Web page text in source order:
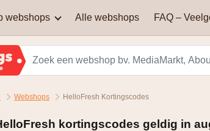
webshops
AliExpress
Alle webshops FAQ –
kortingscodes
Waar kan je
vinden?
kortingscode
om nog extra
krijgen?
Hoe bereken je korting?
Webshops HelloFresh Kortingscodes
kortingscodes geldig in